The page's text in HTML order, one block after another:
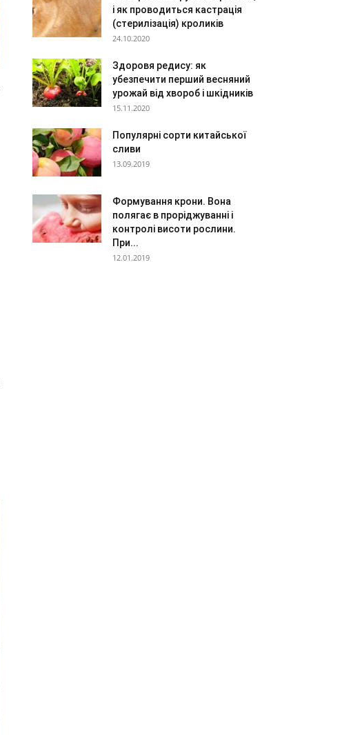
і як проводиться кастрація
(стерилізація) кроликів
24.10.2020
Здоровя редису: як
убезпечити перший весняний
урожай від хвороб і шкідників
15.11.2020
Популярні сорти китайської
сливи
13.09.2019
Формування крони. Вона
полягає в проріджуванні і
контролі висоти рослини.
При...
12.01.2019